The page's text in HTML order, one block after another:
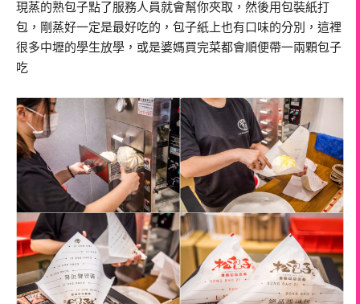
現蒸的熟包子點了服務人員就會幫你夾取，然後用包裝紙打
包，剛蒸好一定是最好吃的，包子紙上也有口味的分別，這裡
很多中壢的學生放學，或是婆媽買完菜都會順便帶一兩顆包子
吃